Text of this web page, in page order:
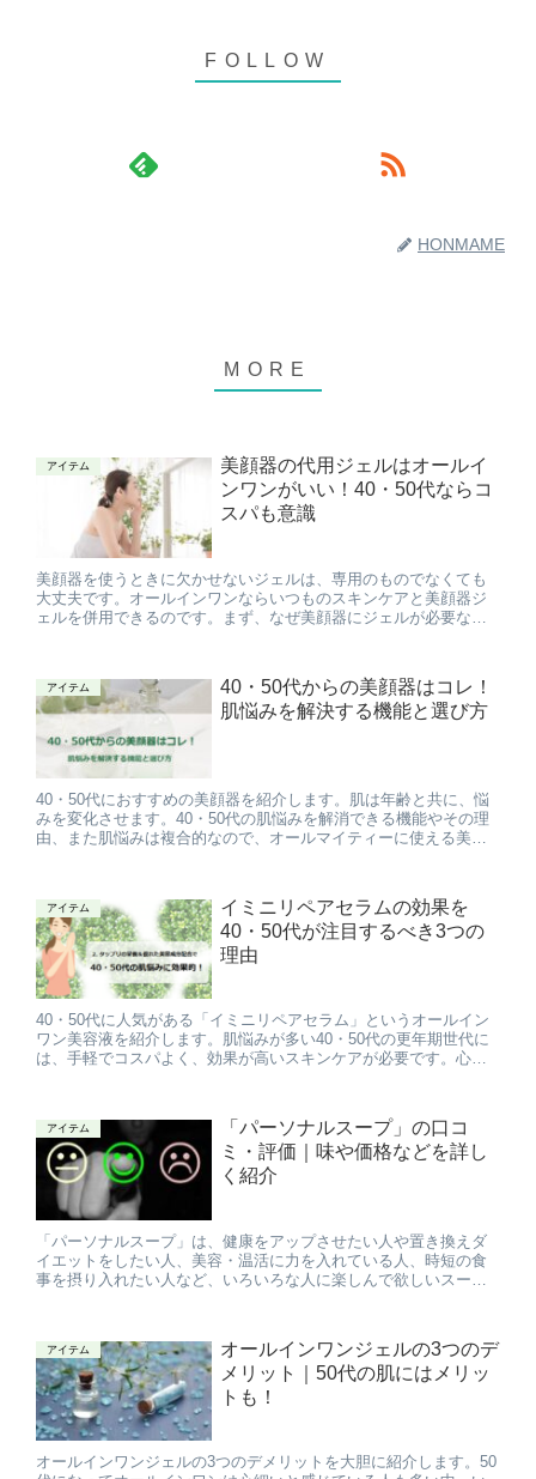
HONMAME
アイテム
美顔器の代用ジェルはオールイ
ンワンがいい！40・50代ならコ
スパも意識
美顔器を使うときに欠かせないジェルは、専用のものでなくても
大丈夫です。オールインワンならいつものスキンケアと美顔器ジ
ェルを併用できるのです。まず、なぜ美顔器にジェルが必要なの
アイテム
40・50代からの美顔器はコレ！
肌悩みを解決する機能と選び方
40・50代におすすめの美顔器を紹介します。肌は年齢と共に、悩
みを変化させます。40・50代の肌悩みを解消できる機能やその理
由、また肌悩みは複合的なので、オールマイティーに使える美顔
アイテム
イミニリペアセラムの効果を
40・50代が注目するべき3つの
理由
40・50代に人気がある「イミニリペアセラム」というオールイン
ワン美容液を紹介します。肌悩みが多い40・50代の更年期世代に
は、手軽でコスパよく、効果が高いスキンケアが必要です。心や
アイテム
「パーソナルスープ」の口コ
ミ・評価｜味や価格などを詳し
く紹介
「パーソナルスープ」は、健康をアップさせたい人や置き換えダ
イエットをしたい人、美容・温活に力を入れている人、時短の食
事を摂り入れたい人など、いろいろな人に楽しんで欲しいスープ
アイテム
オールインワンジェルの3つのデ
メリット｜50代の肌にはメリッ
トも！
オールインワンジェルの3つのデメリットを大胆に紹介します。50